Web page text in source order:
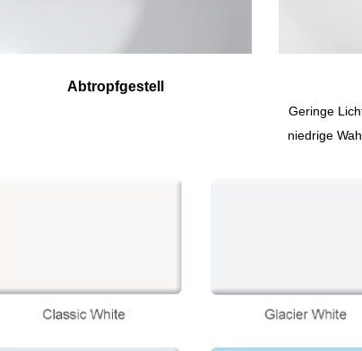
Abtropfgestell
Geringe
niedrige